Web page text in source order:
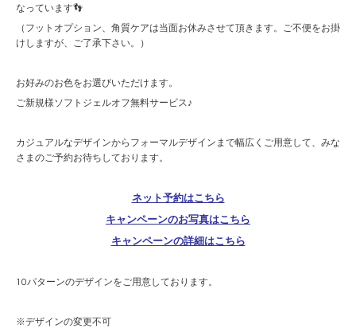
なっています👣
（フットオプション、角質ケアは当面お休みさせて頂きます。ご不便をお掛
けしますが、ご了承下さい。）
お好みのお色をお選びいただけます。
ご新規様ソフトジェルオフ無料サービス♪
カジュアルなデザインからフォーマルデザインまで幅広くご用意して、みな
さまのご予約お待ちしております。
ネット予約はこちら
キャンペーンのお写真はこちら
キャンペーンの詳細はこちら
10パターンのデザインをご用意しております。
※デザインの変更不可